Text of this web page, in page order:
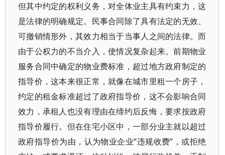
但其中约定的权利义务，对全体业主具有约束力，这
是法律的明确规定。民事合同除了具有法定的无效、
可撤销情形外，其效力相当于当事人之间的法律。而
由于公权力的不当介入，使情况复杂起来。前期物业
服务合同中确定的物业费标准，超过地方政府制定的
指导价，这本来很正常，就像在城市里租一个房子，
约定的租金标准超过了政府指导价，这不会影响合同
效力，承租人也没有理由在缔约后反悔，要求按政府
指导价履行。但在住宅小区中，一部分业主就以超过
政府指导价为由，认为物业企业“违规收费”，或拒绝